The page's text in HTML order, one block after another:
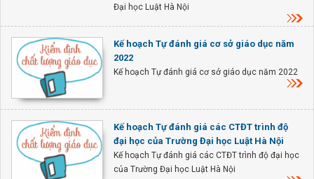
Đại học Luật Hà Nội
Kế hoạch Tự đánh giá cơ sở giáo dục năm
2022
Kế hoạch Tự đánh giá cơ sở giáo dục năm 2022
Kế hoạch Tự đánh giá các CTĐT trình độ
đại học của Trường Đại học Luật Hà Nội
Kế hoạch Tự đánh giá các CTĐT trình độ đại học
của Trường Đại học Luật Hà Nội